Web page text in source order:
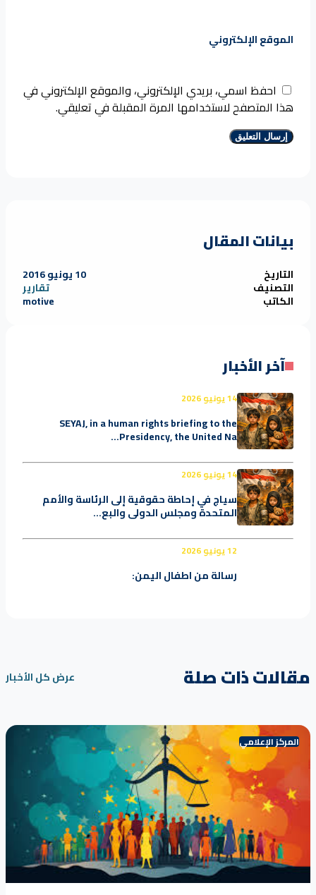
الموقع الإلكتروني
احفظ اسمي، بريدي الإلكتروني، والموقع الإلكتروني في
هذا المتصفح لاستخدامها المرة المقبلة في تعليقي.
بيانات المقال
التاريخ 10 يونيو 2016
التصنيف تقارير
الكاتب motive
آخر الأخبار
14 يونيو 2026
SEYAJ, in a human rights briefing to the
Presidency, the United Na...
14 يونيو 2026
سياج في إحاطة حقوقية إلى الرئاسة والأمم
المتحدة ومجلس الدولي والبع...
12 يونيو 2026
رسالة من اطفال اليمن:
مقالات ذات صلة عرض كل الأخبار
المركز الإعلامي